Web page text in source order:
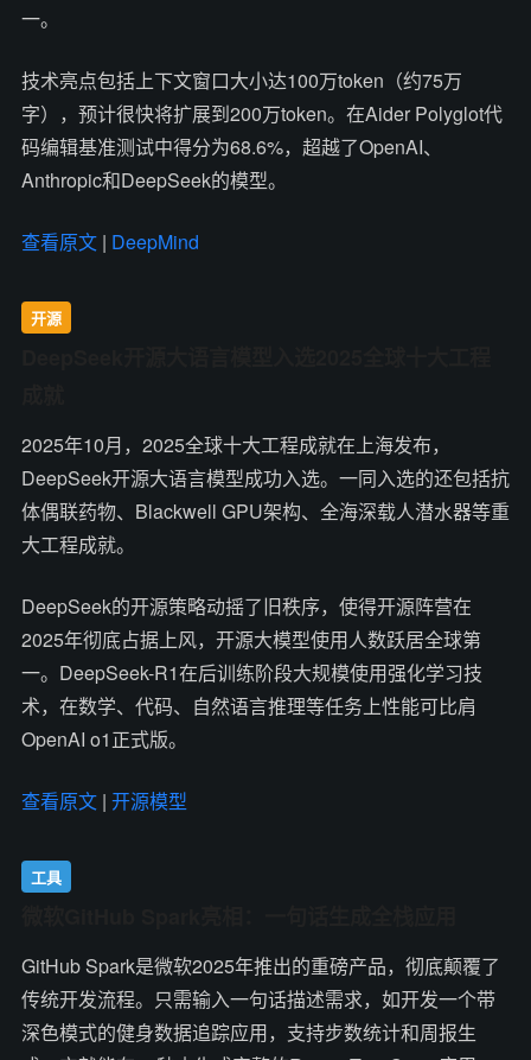
一。
技术亮点包括上下文窗口大小达100万token（约75万
字），预计很快将扩展到200万token。在Aider Polyglot代
码编辑基准测试中得分为68.6%，超越了OpenAI、
Anthropic和DeepSeek的模型。
查看原文 | DeepMind
开源
2025年10月，2025全球十大工程成就在上海发布，
DeepSeek开源大语言模型成功入选。一同入选的还包括抗
体偶联药物、Blackwell GPU架构、全海深载人潜水器等重
大工程成就。
DeepSeek的开源策略动摇了旧秩序，使得开源阵营在
2025年彻底占据上风，开源大模型使用人数跃居全球第
一。DeepSeek-R1在后训练阶段大规模使用强化学习技
术，在数学、代码、自然语言推理等任务上性能可比肩
OpenAI o1正式版。
查看原文 | 开源模型
工具
GitHub Spark是微软2025年推出的重磅产品，彻底颠覆了
传统开发流程。只需输入一句话描述需求，如开发一个带
深色模式的健身数据追踪应用，支持步数统计和周报生